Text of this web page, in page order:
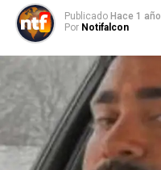
Publicado Hace 1 año
Por Notifalcon